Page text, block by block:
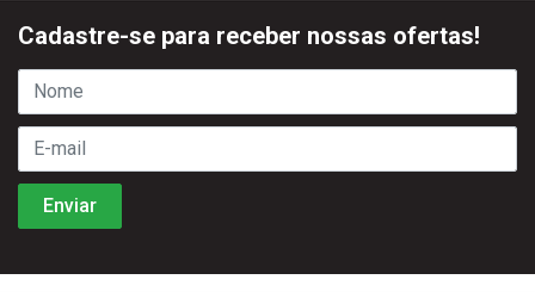
Cadastre-se para receber nossas ofertas!